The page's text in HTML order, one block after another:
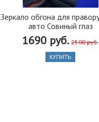
Зеркало обгона для
авто Совиный глаз
1690 руб. 2500 руб.
КУПИТЬ